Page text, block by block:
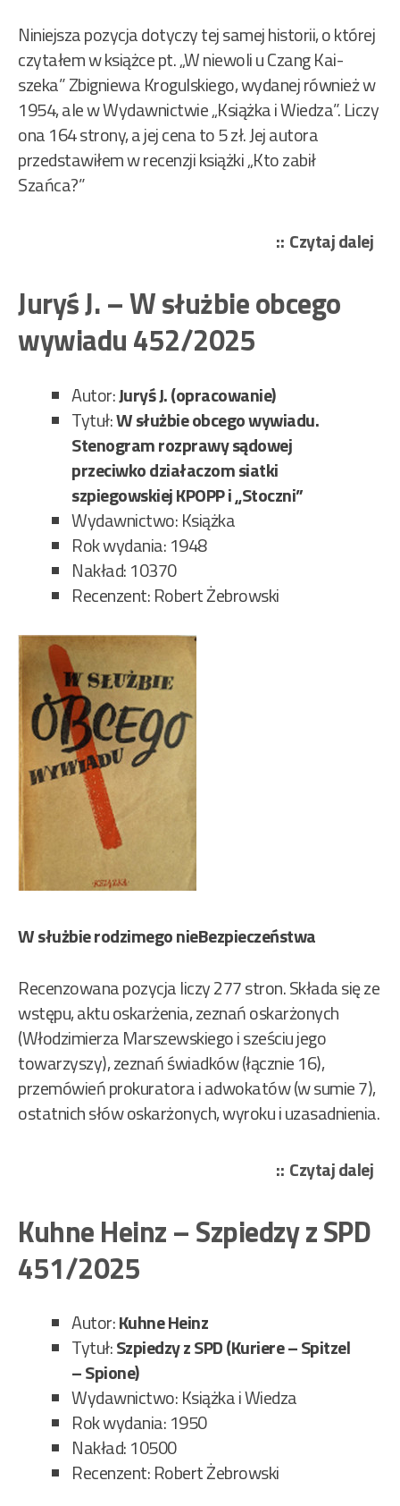
Niniejsza pozycja dotyczy tej samej historii, o której
czytałem w książce pt. „W niewoli u Czang Kai-
szeka” Zbigniewa Krogulskiego, wydanej również w
1954, ale w Wydawnictwie „Książka i Wiedza”. Liczy
ona 164 strony, a jej cena to 5 zł. Jej autora
przedstawiłem w recenzji książki „Kto zabił
Szańca?”
Czytaj dalej
Juryś J. – W służbie obcego
wywiadu 452/2025
Autor:Juryś J. (opracowanie)
Tytuł:W służbie obcego wywiadu.
Stenogram rozprawy sądowej
przeciwko działaczom siatki
szpiegowskiej KPOPP i „Stoczni”
Wydawnictwo: Książka
Rok wydania: 1948
Nakład: 10370
Recenzent: Robert Żebrowski
W służbie rodzimego nieBezpieczeństwa
Recenzowana pozycja liczy 277 stron. Składa się ze
wstępu, aktu oskarżenia, zeznań oskarżonych
(Włodzimierza Marszewskiego i sześciu jego
towarzyszy), zeznań świadków (łącznie 16),
przemówień prokuratora i adwokatów (w sumie 7),
ostatnich słów oskarżonych, wyroku i uzasadnienia.
Czytaj dalej
Kuhne Heinz – Szpiedzy z SPD
451/2025
Autor:Kuhne Heinz
Tytuł:Szpiedzy z SPD (Kuriere – Spitzel
– Spione)
Wydawnictwo: Książka i Wiedza
Rok wydania: 1950
Nakład: 10500
Recenzent: Robert Żebrowski